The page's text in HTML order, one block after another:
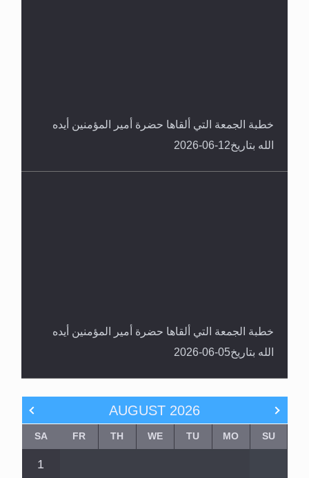
خطبة الجمعة التي ألقاها حضرة أمير المؤمنين أيده
الله بتاريخ12-06-2026
خطبة الجمعة التي ألقاها حضرة أمير المؤمنين أيده
الله بتاريخ05-06-2026
AUGUST 2026
SU
MO
TU
WE
TH
FR
SA
1